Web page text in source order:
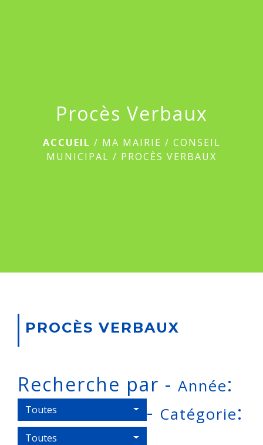
Procès Verbaux
ACCUEIL / MA MAIRIE / CONSEIL
MUNICIPAL / PROCÈS VERBAUX
PROCÈS VERBAUX
Recherche par - Année:
Toutes - Catégorie:
Toutes